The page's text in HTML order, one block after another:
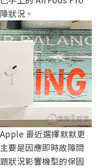
狀況。
最近選擇默默更
要是因應即時故障問
狀況影響機型的保固